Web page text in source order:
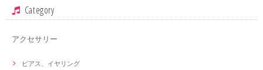
Category
アクセサリー
ピアス、イヤリング